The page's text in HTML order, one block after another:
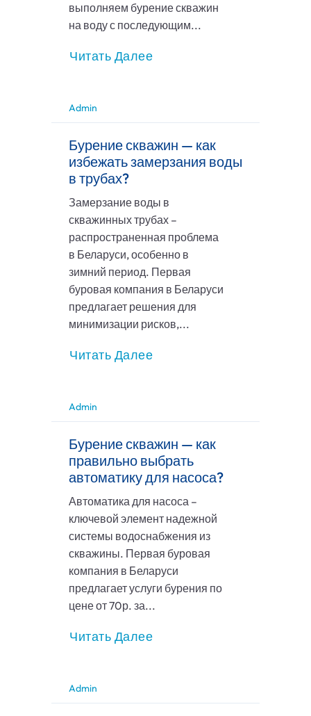
выполняем бурение скважин
на воду с последующим...
Читать Далее
Admin
Бурение скважин — как
избежать замерзания воды
в трубах?
Замерзание воды в
скважинных трубах –
распространенная проблема
в Беларуси, особенно в
зимний период. Первая
буровая компания в Беларуси
предлагает решения для
минимизации рисков,...
Читать Далее
Admin
Бурение скважин — как
правильно выбрать
автоматику для насоса?
Автоматика для насоса –
ключевой элемент надежной
системы водоснабжения из
скважины. Первая буровая
компания в Беларуси
предлагает услуги бурения по
цене от 70р. за...
Читать Далее
Admin